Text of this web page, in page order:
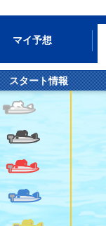
マイ予想
スタート情報